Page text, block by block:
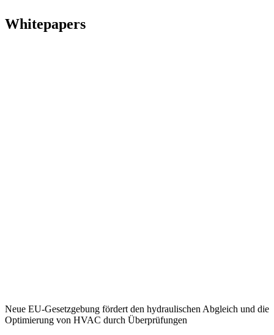
Whitepapers
Neue EU-Gesetzgebung fördert den hydraulischen Abgleich und die
Optimierung von HVAC durch Überprüfungen